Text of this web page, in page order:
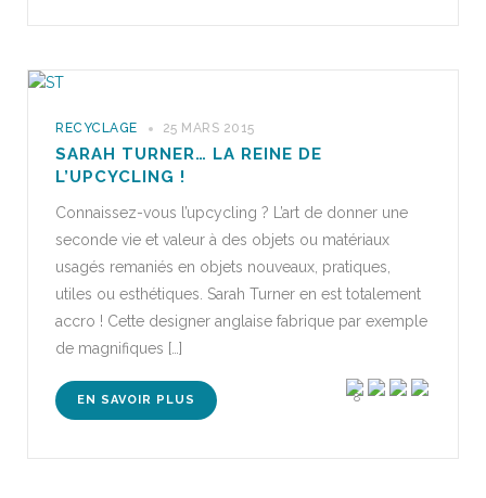
RECYCLAGE 25 MARS 2015
SARAH TURNER… LA REINE DE
L’UPCYCLING !
Connaissez-vous l’upcycling ? L’art de donner une
seconde vie et valeur à des objets ou matériaux
usagés remaniés en objets nouveaux, pratiques,
utiles ou esthétiques. Sarah Turner en est totalement
accro ! Cette designer anglaise fabrique par exemple
de magnifiques […]
EN SAVOIR PLUS 8